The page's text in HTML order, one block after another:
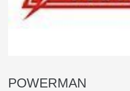
POWERMAN